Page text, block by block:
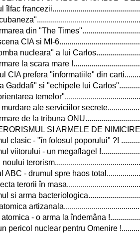
îlfac
din "The
CIA si MI-
nucleara" a lui
la scara mare
CIA prefera "informatiile" din
Gaddafi" si "echipele lui
ale serviciilor
de la tribuna
SI ARMELE DE NIMICIRE
clasic - "în folosul poporului" ?!
viitorului - un megaflagel
ABC - drumul spre haos
terorii în
si arma
- o arma la îndemâna
pericol nuclear pentru Omenire